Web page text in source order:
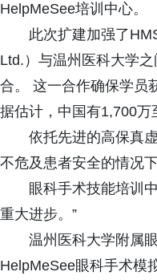
HelpMeSee培训中心。
此次扩建加强了
Ltd.）与温州医科大学
合。 这一合作确保学员
据估计，中国有1,700万
依托先进的高保真
不危及患者安全的情况
眼科手术技能培训
重大进步。”
温州医科大学附属
HelpMeSee眼科手术模